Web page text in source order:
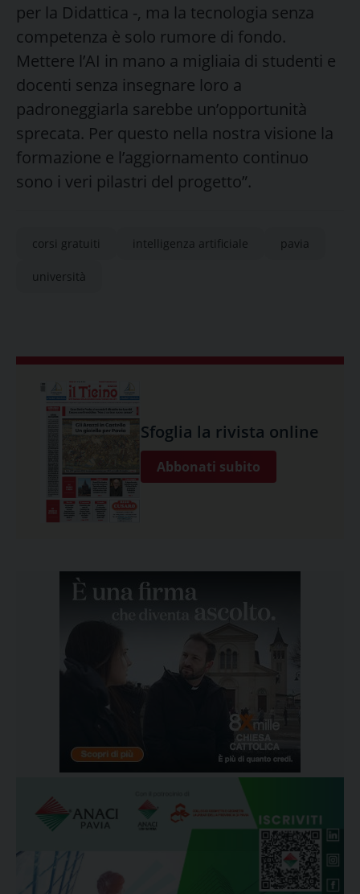
per la Didattica -, ma la tecnologia senza
competenza è solo rumore di fondo.
Mettere l’AI in mano a migliaia di studenti e
docenti senza insegnare loro a
padroneggiarla sarebbe un’opportunità
sprecata. Per questo nella nostra visione la
formazione e l’aggiornamento continuo
sono i veri pilastri del progetto”.
corsi gratuiti intelligenza artificiale pavia
università
Sfoglia la rivista online
Abbonati subito